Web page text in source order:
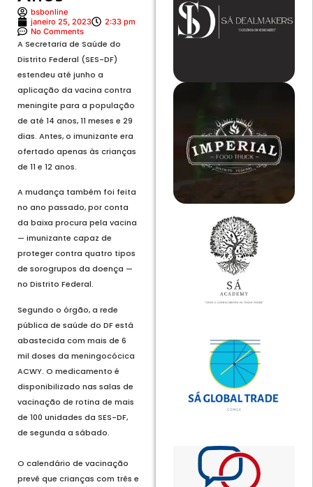
bsbonline
janeiro 25, 2023
2:33 pm
No Comments
A Secretaria de Saúde do
Distrito Federal (SES-DF)
estendeu até junho a
aplicação da vacina contra
meningite para a população
de até 14 anos, 11 meses e 29
dias. Antes, o imunizante era
ofertado apenas às crianças
de 11 e 12 anos.
A mudança também foi feita
no ano passado, por conta
da baixa procura pela vacina
— imunizante capaz de
proteger contra quatro tipos
de sorogrupos da doença —
no Distrito Federal.
Segundo o órgão, a rede
pública de saúde do DF está
abastecida com mais de 6
mil doses da meningocócica
ACWY. O medicamento é
disponibilizado nas salas de
vacinação de rotina de mais
de 100 unidades da SES-DF,
de segunda a sábado.
O calendário de vacinação
prevê que crianças com três e